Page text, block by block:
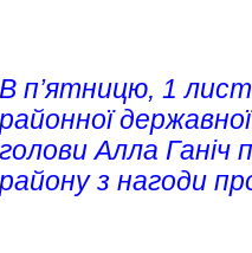
В п’ятницю, 1
районної
голови Алла Ганіч
району з нагоди